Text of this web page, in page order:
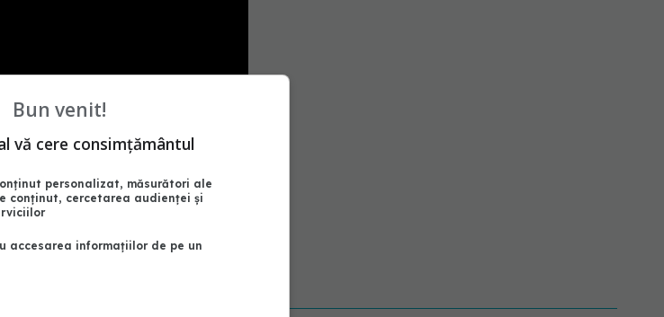
Bun venit!
vă cere consimțământul
personalizat, măsurători ale
conținut, cercetarea audienței și
accesarea informațiilor de pe un